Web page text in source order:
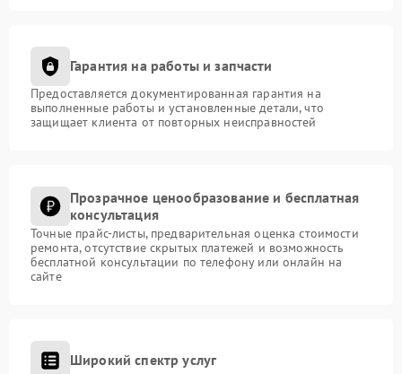
Гарантия на работы и запчасти
Предоставляется документированная гарантия на
выполненные работы и установленные детали, что
защищает клиента от повторных неисправностей
Прозрачное ценообразование и бесплатная
консультация
Точные прайс-листы, предварительная оценка стоимости
ремонта, отсутствие скрытых платежей и возможность
бесплатной консультации по телефону или онлайн на
сайте
Широкий спектр услуг